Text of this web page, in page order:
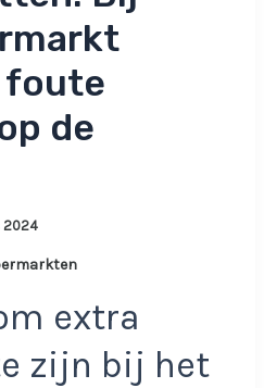
foute
de
2024
extra
zijn bij het